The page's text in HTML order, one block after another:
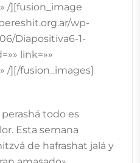
/][fusion_image
wp-
Diapositiva6-1-
link=»»
/][/fusion_images]
todo es
Esta semana
de hafrashat jalá y